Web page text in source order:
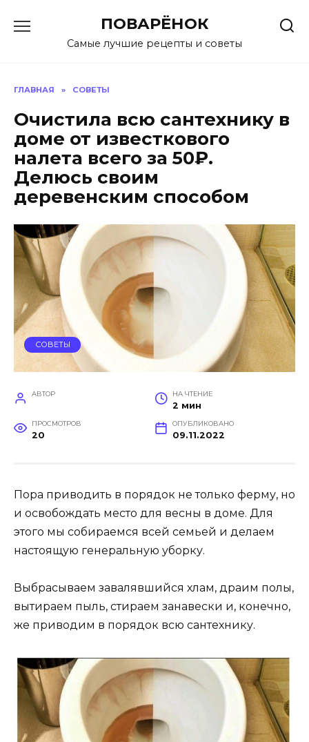
содержанию
ПОВАРЁНОК
Самые лучшие рецепты и советы
ГЛАВНАЯ » СОВЕТЫ
Очистила всю сантехнику в
доме от известкового
налета всего за 50₽.
Делюсь своим
деревенским способом
СОВЕТЫ
АВТОР НА ЧТЕНИЕ
2 мин
ПРОСМОТРОВ
20
ОПУБЛИКОВАНО
09.11.2022
Пора приводить в порядок не только ферму, но
и освобождать место для весны в доме. Для
этого мы собираемся всей семьей и делаем
настоящую генеральную уборку.
Выбрасываем завалявшийся хлам, драим полы,
вытираем пыль, стираем занавески и, конечно,
же приводим в порядок всю сантехнику.